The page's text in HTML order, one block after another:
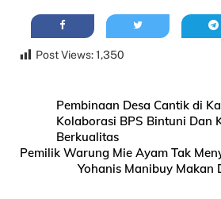
Post Views: 1,350
Pembinaan Desa Cantik di
Kolaborasi BPS Bintuni Dan
Berkualitas
Pemilik Warung Mie Ayam Tak
Yohanis Manibuy Makan